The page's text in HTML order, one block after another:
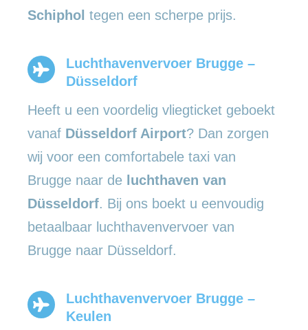
Schiphol tegen een scherpe prijs.
Luchthavenvervoer Brugge –
Düsseldorf
Heeft u een voordelig vliegticket geboekt
vanaf Düsseldorf Airport? Dan zorgen
wij voor een comfortabele taxi van
Brugge naar de luchthaven van
Düsseldorf. Bij ons boekt u eenvoudig
betaalbaar luchthavenvervoer van
Brugge naar Düsseldorf.
Luchthavenvervoer Brugge –
Keulen